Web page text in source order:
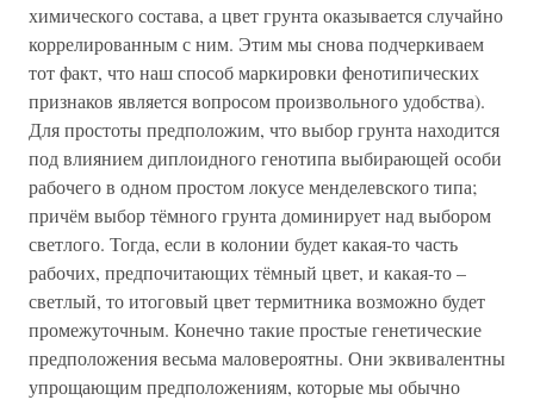
химического состава, а цвет грунта оказывается случайно
коррелированным с ним. Этим мы снова подчеркиваем
тот факт, что наш способ маркировки фенотипических
признаков является вопросом произвольного удобства).
Для простоты предположим, что выбор грунта находится
под влиянием диплоидного генотипа выбирающей особи
рабочего в одном простом локусе менделевского типа;
причём выбор тёмного грунта доминирует над выбором
светлого. Тогда, если в колонии будет какая-то часть
рабочих, предпочитающих тёмный цвет, и какая-то –
светлый, то итоговый цвет термитника возможно будет
промежуточным. Конечно такие простые генетические
предположения весьма маловероятны. Они эквивалентны
упрощающим предположениям, которые мы обычно